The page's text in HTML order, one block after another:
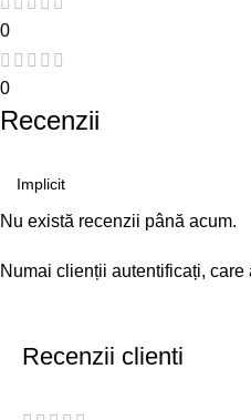
0
0
Recenzii
Nu există recenzii până acum.
Numai clienții autentificați,
Recenzii clienti